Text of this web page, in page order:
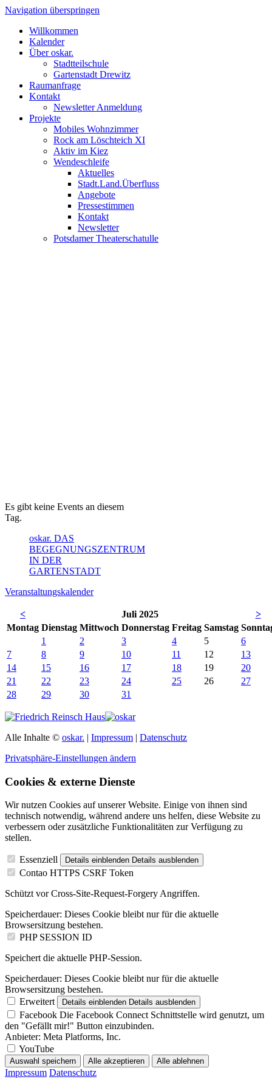
Navigation überspringen
Willkommen
Kalender
Über oskar.
Stadtteilschule
Gartenstadt Drewitz
Raumanfrage
Kontakt
Newsletter Anmeldung
Projekte
Mobiles Wohnzimmer
Rock am Löschteich XI
Aktiv im Kiez
Wendeschleife
Aktuelles
Stadt.Land.Überfluss
Angebote
Pressestimmen
Kontakt
Newsletter
Potsdamer Theaterschatulle
Es gibt keine Events an diesem
Tag.
oskar. DAS
BEGEGNUNGSZENTRUM
IN DER
GARTENSTADT
Veranstaltungskalender
< Juli 2025
>
Montag Dienstag Mittwoch Donnerstag Freitag Samstag So
1
2 3 4 5
6
7
8 9 10 11 12
13
14
15 16 17 18 19
20
21
22 23 24 25 26
27
28
29 30 31
Alle Inhalte © oskar. | Impressum | Datenschutz
Privatsphäre-Einstellungen ändern
Cookies & externe Dienste
Wir nutzen Cookies auf unserer Website. Einige von ihnen sind
technisch notwendig, während andere uns helfen, diese Website zu
verbessern oder zusätzliche Funktionalitäten zur Verfügung zu
stellen.
Essenziell Details einblenden Details ausblenden
Contao HTTPS CSRF Token
Schützt vor Cross-Site-Request-Forgery Angriffen.
Speicherdauer: Dieses Cookie bleibt nur für die aktuelle
Browsersitzung bestehen.
PHP SESSION ID
Speichert die aktuelle PHP-Session.
Speicherdauer: Dieses Cookie bleibt nur für die aktuelle
Browsersitzung bestehen.
Erweitert
Details einblenden Details ausblenden
Facebook Die Facebook Connect Schnittstelle wird genutzt, um
den "Gefällt mir!" Button einzubinden.
Anbieter: Meta Platforms, Inc.
YouTube
Auswahl speichern Alle akzeptieren Alle ablehnen
Impressum Datenschutz